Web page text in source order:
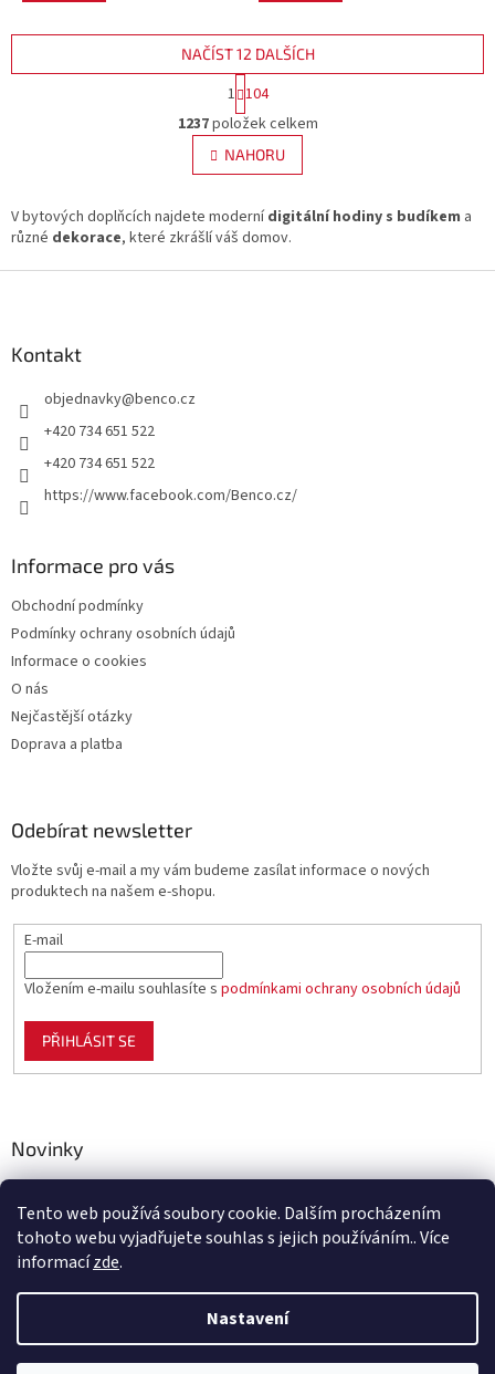
Tento web používá soubory cookie. Dalším procházením
tohoto webu vyjadřujete souhlas s jejich používáním.. Více
informacízde.
Nastavení
O
v
l
á
a
c
u
NAČÍST 12 DALŠÍCH
t
r
á
n
k
v
á
í
1 104
1237položek celkem
NAHORU
V bytových doplňcích najdete modernídigitální hodiny s budíkem a
různé dekorace, které zkrášlí váš domov.
Kontakt
objednavky@benco.cz
+420 734 651 522
+420 734 651 522
https://www.facebook.com/Benco.cz/
Informace pro vás
Obchodní podmínky
Podmínky ochrany osobních údajů
Informace o cookies
O nás
Nejčastější otázky
Doprava a platba
Odebírat newsletter
Vložte svůj e-mail a my vám budeme zasílat informace o nových
produktech na našem e-shopu.
E-mail
Vložením e-mailu souhlasíte s podmínkami ochrany osobních údajů
PŘIHLÁSIT SE
Novinky
zahradu, chov i domácnost
Copyright 2026Benco.cz. Všechna práva vyhrazena.Upravit